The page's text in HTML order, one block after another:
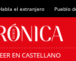
el extranjero Pueblo
EN CASTELLANO